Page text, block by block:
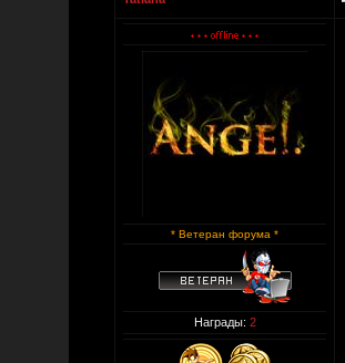
* Ветеран форума *
Награды: 2